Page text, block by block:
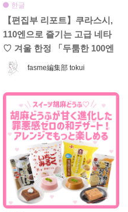
fasme編集部 tokui
한글
【편집부 리포트】쿠라스시,
110엔으로 즐기는 고급 네타
♡ 겨울 한정 「두툼한 100엔
페어」는 놓치면 손해! 기간
한정 인기 메뉴 소개